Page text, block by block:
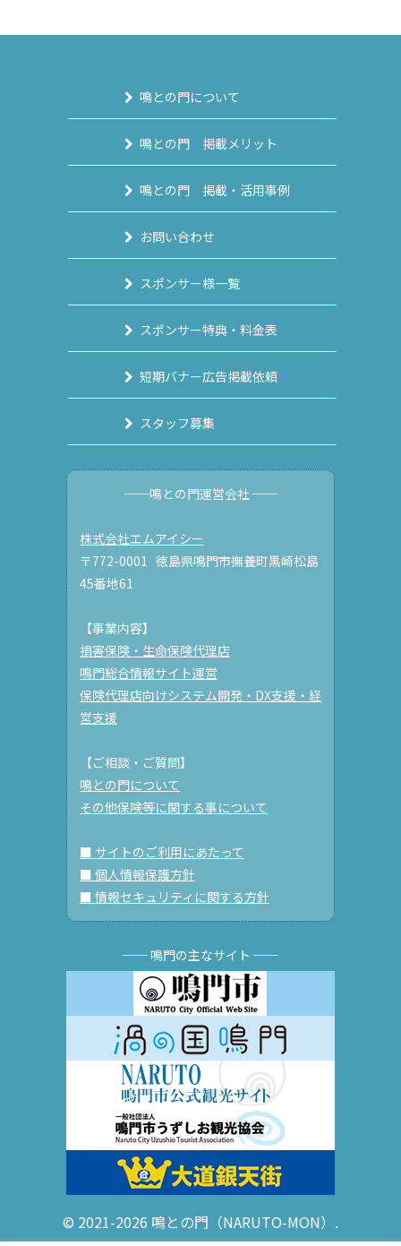
鳴との門について
鳴との門 掲載メリット
鳴との門 掲載・活用事例
お問い合わせ
スポンサー様一覧
スポンサー特典・料金表
短期バナー広告掲載依頼
スタッフ募集
──鳴との門運営会社 ──
株式会社エムアイシー
〒772-0001 徳島県鳴門市撫養町黒崎松島
45番地61
【事業内容】
損害保険・生命保険代理店
鳴門総合情報サイト運営
保険代理店向けシステム開発・DX支援・経
営支援
【ご相談・ご質問】
鳴との門について
その他保険等に関する事について
■ サイトのご利用にあたって
■ 個人情報保護方針
■ 情報セキュリティに関する方針
── 鳴門の主なサイト ──
© 2021-2026 鳴との門（NARUTO-MON）.